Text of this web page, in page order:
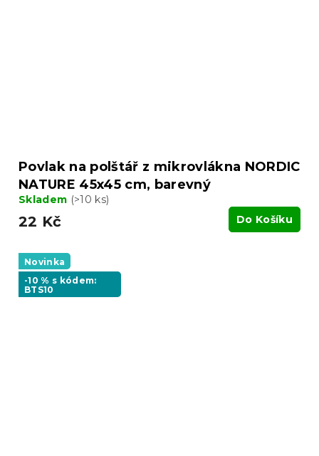
Povlak na polštář z mikrovlákna NORDIC
NATURE 45x45 cm, barevný
Skladem (>10 ks)
22 Kč Do Košíku
Novinka
-10 % s kódem:
BTS10